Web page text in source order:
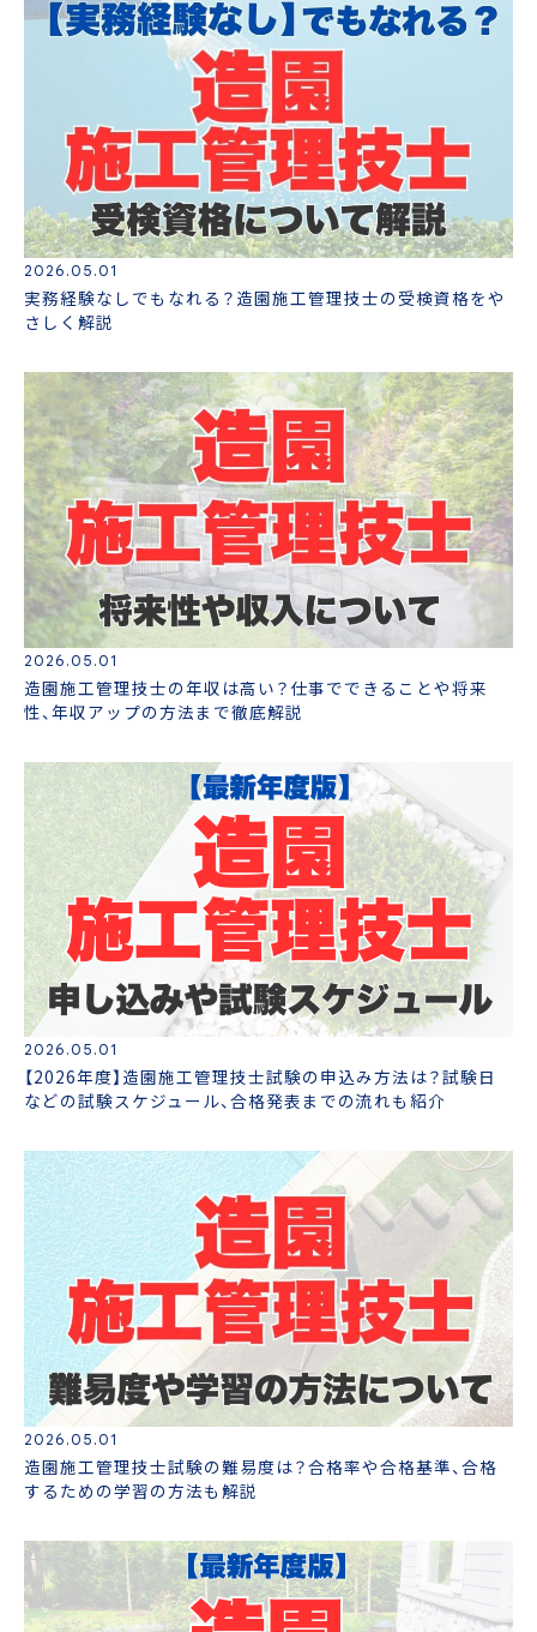
2026.05.01
実務経験なしでもなれる？造園施工管理技士の受検資格をや
さしく解説
2026.05.01
造園施工管理技士の年収は高い？仕事でできることや将来
性、年収アップの方法まで徹底解説
2026.05.01
【2026年度】造園施工管理技士試験の申込み方法は？試験日
などの試験スケジュール、合格発表までの流れも紹介
2026.05.01
造園施工管理技士試験の難易度は？合格率や合格基準、合格
するための学習の方法も解説